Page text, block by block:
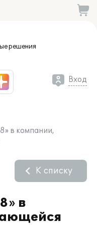
решения
Вход
в компании,
в
К списку